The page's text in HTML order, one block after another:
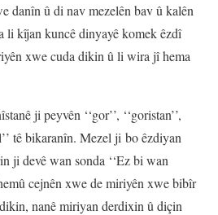
danîn û di nav mezelên bav û kalên
kîjan kuncê dinyayê komek êzdî
xwe cuda dikin û li wira jî hema
ji peyvên ‘‘gor’’, ‘‘goristan’’,
tê bikaranîn. Mezel ji bo êzdiyan
ji devê wan sonda ‘‘Ez bi wan
cejnên xwe de miriyên xwe bibîr
nanê miriyan derdixin û diçin